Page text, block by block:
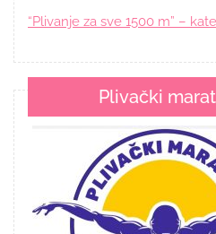
“Plivanje za sve 1500 m” –
Plivački